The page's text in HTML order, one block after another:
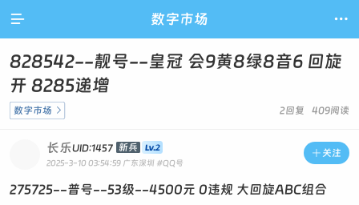
 数字市场 
828542--靓号--皇冠 会9黄8绿8音6 回旋
开 8285递增
2回复 409阅读
数字市场 
 关注
长乐UID:1457 新兵
2025-3-10 03:54:59 广东深圳 #QQ号
275725--普号--53级--4500元 0违规 大回旋ABC组合